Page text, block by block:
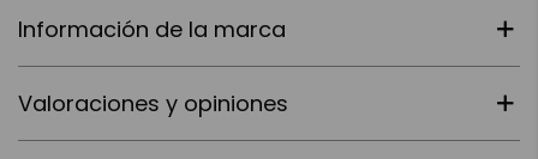
Información de la marca
Valoraciones y opiniones